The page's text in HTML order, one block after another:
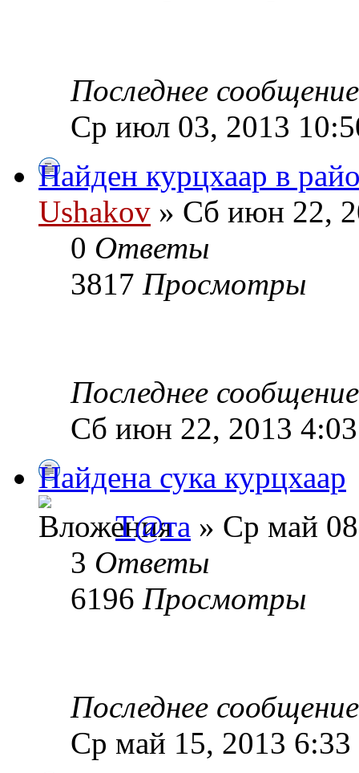
Последнее
Ср июл 03, 2013
Найден курцхаар в
Ushakov » Сб июн 22,
0 Ответы
3817 Просмотры
Последнее
Сб июн 22, 2013
Найдена сука курцхаар
Т@та » Ср май
3 Ответы
6196 Просмотры
Последнее
Ср май 15, 2013 6:33